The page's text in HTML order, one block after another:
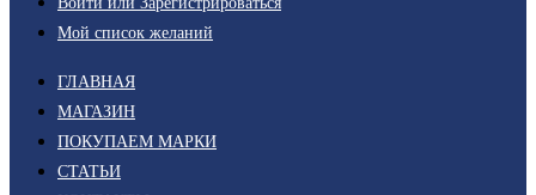
Мой список желаний
ГЛАВНАЯ
МАГАЗИН
ПОКУПАЕМ МАРКИ
СТАТЬИ